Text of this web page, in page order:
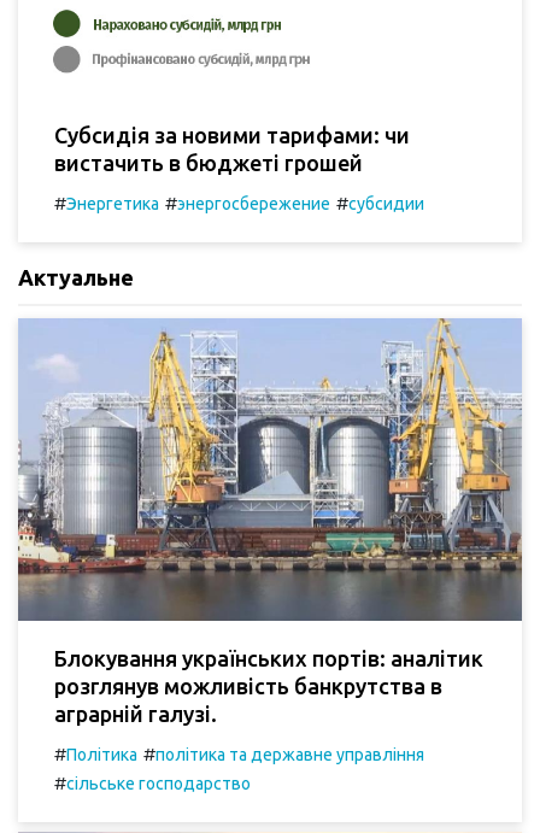
Субсидія за новими тарифами: чи
вистачить в бюджеті грошей
#Энергетика #энергосбережение #субсидии
Актуальне
Блокування українських портів: аналітик
розглянув можливість банкрутства в
аграрній галузі.
#Політика #політика та державне управління
#сільське господарство